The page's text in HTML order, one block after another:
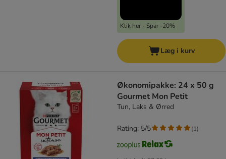
Klik her - Spar -20%
Læg i kurv
Økonomipakke: 24 x 50 g
Gourmet Mon Petit
Tun, Laks & Ørred
Rating: 5/5 (1)